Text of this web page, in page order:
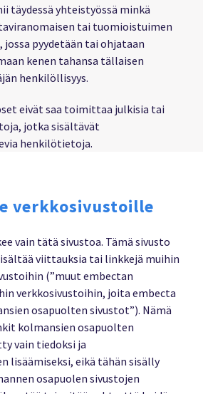
täydessä yhteistyössä minkä
tai tuomioistuimen
jossa pyydetään tai ohjataan
kenen tahansa tällaisen
henkilöllisyys.
eivät saa toimittaa julkisia tai
jotka sisältävät
henkilötietoja.
verkkosivustoille
vain tätä sivustoa. Tämä sivusto
viittauksia tai linkkejä muihin
(”muut embectan
verkkosivustoihin, joita embecta
osapuolten sivustot”). Nämä
kolmansien osapuolten
vain tiedoksi ja
lisäämiseksi, eikä tähän sisälly
osapuolen sivustojen